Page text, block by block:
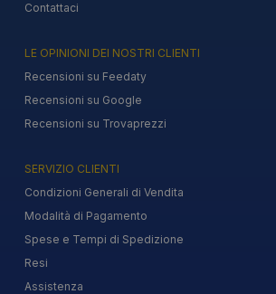
Contattaci
LE OPINIONI DEI NOSTRI CLIENTI
Recensioni su Feedaty
Recensioni su Google
Recensioni su Trovaprezzi
SERVIZIO CLIENTI
Condizioni Generali di Vendita
Modalità di Pagamento
Spese e Tempi di Spedizione
Resi
Assistenza